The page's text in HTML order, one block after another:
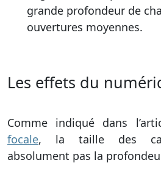
grande profondeur de
ouvertures moyennes.
Les effets du
Comme indiqué dans
focale, la taille des
absolument pas la